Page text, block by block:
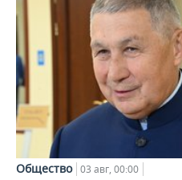
Общество 03 авг, 00:00